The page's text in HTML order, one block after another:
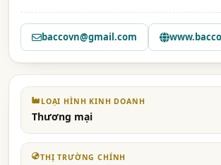
baccovn@gmail.com
LOẠI HÌNH KINH DOANH
Thương mại
THỊ TRƯỜNG CHÍNH